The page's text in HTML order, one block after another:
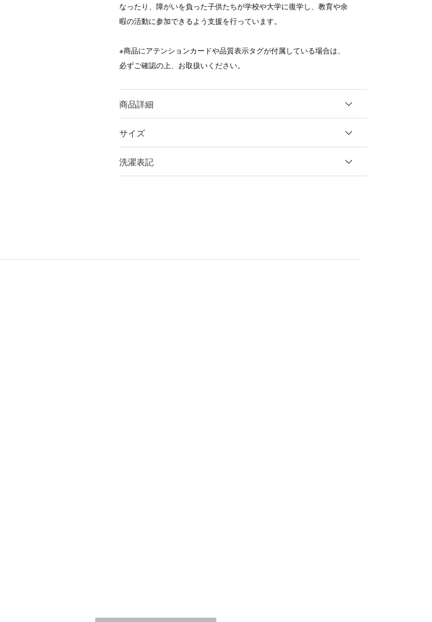
なったり、障がいを負った子供たちが学校や大学に復学し、教育や余
暇の活動に参加できるよう支援を行っています。
※商品にアテンションカードや品質表示タグが付属している場合は、
必ずご確認の上、お取扱いください。
商品詳細
サイズ
洗濯表記